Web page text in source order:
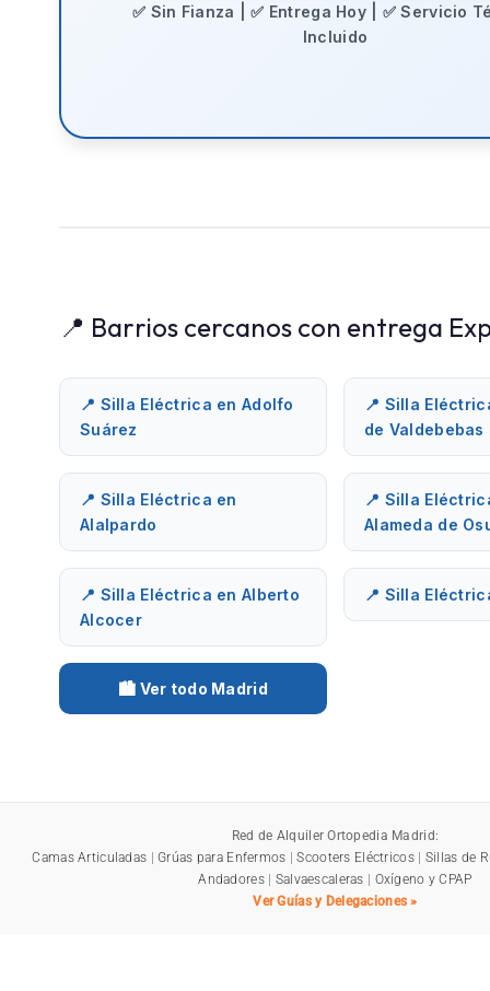
✅ Sin Fianza | ✅ Entrega Hoy | ✅ Servicio
Incluido
📍 Barrios cercanos con entrega
📍 Silla Eléctrica en Adolfo
Suárez
📍 Silla
de Valdebebas
📍 Silla Eléctrica en
Alalpardo
📍 Silla
Alameda de
📍 Silla Eléctrica en Alberto
Alcocer
📍 Silla
🏙️ Ver todo Madrid
Red de Alquiler Ortopedia Madrid:
Camas Articuladas |Grúas para Enfermos |Scooters Eléctricos| Sillas de
Andadores| Salvaescaleras | Oxígeno y CPAP
Ver Guías y Delegaciones »